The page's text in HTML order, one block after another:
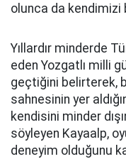
olunca da kendimizi
Yıllardır minderde
eden Yozgatlı milli
geçtiğini belirterek,
sahnesinin yer
kendisini minder
söyleyen Kayaalp,
deneyim olduğunu